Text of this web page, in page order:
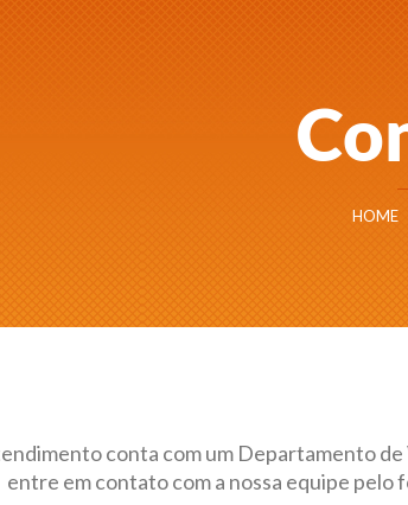
HOME
conta com um Departamento
entre em contato com a nossa equipe pelo